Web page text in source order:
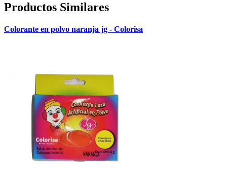
Productos Similares
Colorante en polvo naranja jg - Colorisa